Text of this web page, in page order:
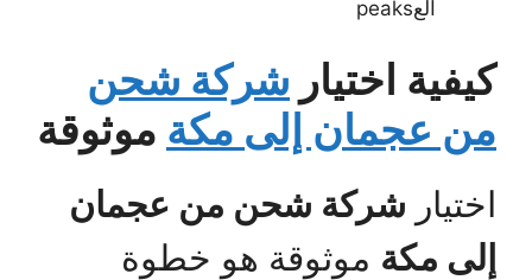
العpeaks
كيفية اختيار شركة شحن
من عجمان إلى مكة موثوقة
اختيار شركة شحن من عجمان
إلى مكة موثوقة هو خطوة